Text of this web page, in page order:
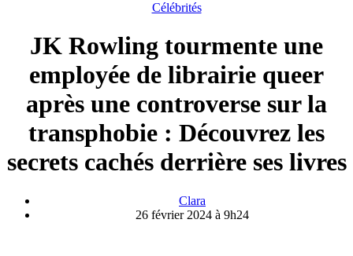
Célébrités
JK Rowling tourmente une
employée de librairie queer
après une controverse sur la
transphobie : Découvrez les
secrets cachés derrière ses livres
Clara
26 février 2024 à 9h24